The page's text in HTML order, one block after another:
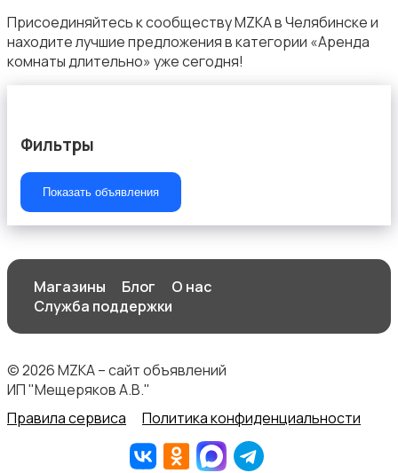
Присоединяйтесь к сообществу MZKA в Челябинске и
находите лучшие предложения в категории «Аренда
комнаты длительно» уже сегодня!
Фильтры
Показать объявления
Магазины Блог
О нас
Служба поддержки
© 2026 MZKA – сайт объявлений
ИП "Мещеряков А.В."
Правила сервиса
Политика конфиденциальности